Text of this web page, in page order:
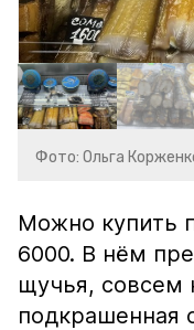
Фото: Ольга
Можно купить
6000. В нём
щучья, совсем
подкрашенная